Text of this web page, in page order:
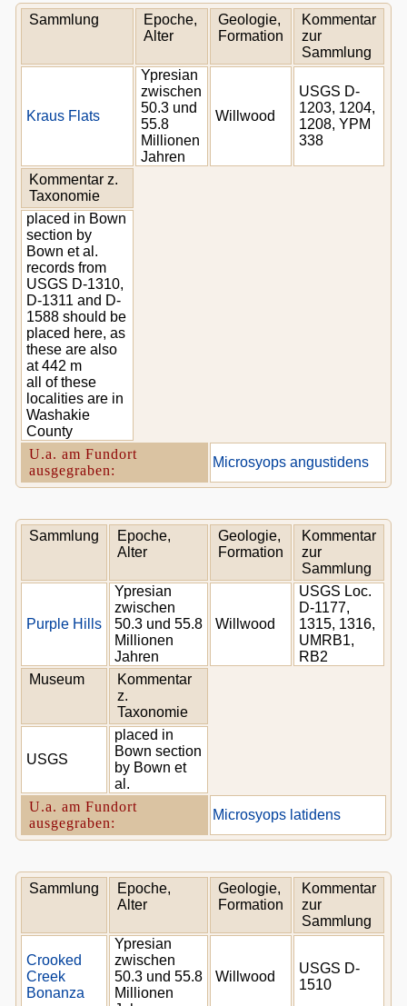
Sammlung
Epoche,
Alter
Geologie,
Formation
Kommentar
zur
Sammlung
Kraus Flats
Ypresian
zwischen
50.3 und
55.8
Millionen
Jahren
Willwood
USGS D-
1203, 1204,
1208, YPM
338
Kommentar z.
Taxonomie
placed in Bown
section by
Bown et al.
records from
USGS D-1310,
D-1311 and D-
1588 should be
placed here, as
these are also
at 442 m
all of these
localities are in
Washakie
County
U.a. am Fundort
ausgegraben:
Microsyops angustidens
Sammlung
Epoche,
Alter
Geologie,
Formation
Kommentar
zur
Sammlung
Purple Hills
Ypresian
zwischen
50.3 und 55.8
Millionen
Jahren
Willwood
USGS Loc.
D-1177,
1315, 1316,
UMRB1,
RB2
Museum
Kommentar
z.
Taxonomie
USGS
placed in
Bown section
by Bown et
al.
U.a. am Fundort
ausgegraben:
Microsyops latidens
Sammlung
Epoche,
Alter
Geologie,
Formation
Kommentar
zur
Sammlung
Crooked
Creek
Bonanza
Ypresian
zwischen
50.3 und 55.8
Millionen
Willwood
USGS D-
1510